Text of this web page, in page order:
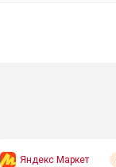
Яндекс Маркет